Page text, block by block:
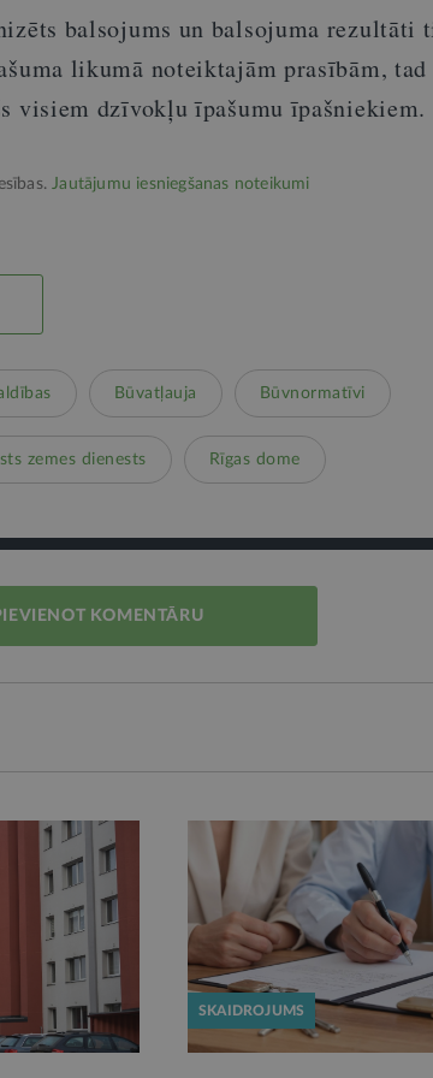
balsojums un balsojuma rezultāti
likumā noteiktajām prasībām, tad
visiem dzīvokļu īpašumu īpašniekiem.
Jautājumu iesniegšanas noteikumi
Būvatļauja Būvnormatīvi
zemes dienests Rīgas dome
KOMENTĀRU
SKAIDROJUMS